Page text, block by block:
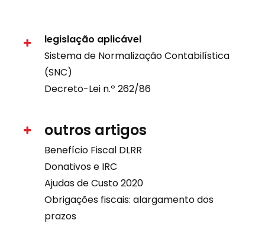
legislação aplicável
Sistema de Normalização Contabilística
(SNC)
Decreto-Lei n.º 262/86
outros artigos
Benefício Fiscal DLRR
Donativos e IRC
Ajudas de Custo 2020
Obrigações fiscais: alargamento dos
prazos